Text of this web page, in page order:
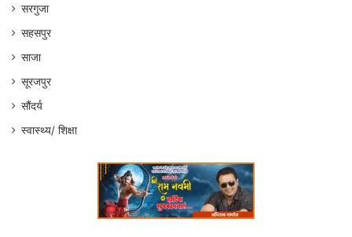
सरगुजा
सहसपुर
साजा
सूरजपुर
सौंदर्य
स्वास्थ्य/ शिक्षा